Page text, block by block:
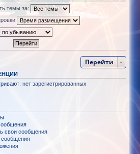
темы за:
Перейти
нет зарегистрированных
свои сообщения
сообщения